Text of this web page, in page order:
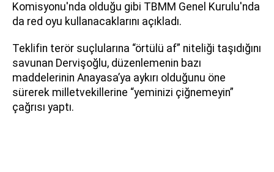
Komisyonu'nda olduğu gibi TBMM Genel Kurulu'nda
da red oyu kullanacaklarını açıkladı.
Teklifin terör suçlularına “örtülü af” niteliği taşıdığını
savunan Dervişoğlu, düzenlemenin bazı
maddelerinin Anayasa’ya aykırı olduğunu öne
sürerek milletvekillerine “yeminizi çiğnemeyin”
çağrısı yaptı.